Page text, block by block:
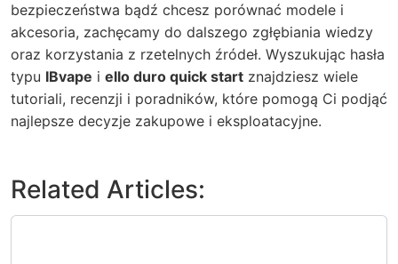
bezpieczeństwa bądź chcesz porównać modele i
akcesoria, zachęcamy do dalszego zgłębiania wiedzy
oraz korzystania z rzetelnych źródeł. Wyszukując hasła
typu IBvape i ello duro quick start znajdziesz wiele
tutoriali, recenzji i poradników, które pomogą Ci podjąć
najlepsze decyzje zakupowe i eksploatacyjne.
Related Articles: